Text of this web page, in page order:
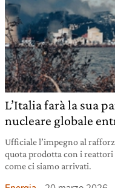
L’Italia farà la sua
nucleare globale
Ufficiale l’impegno al
quota prodotta con i reattori
come ci siamo arrivati.